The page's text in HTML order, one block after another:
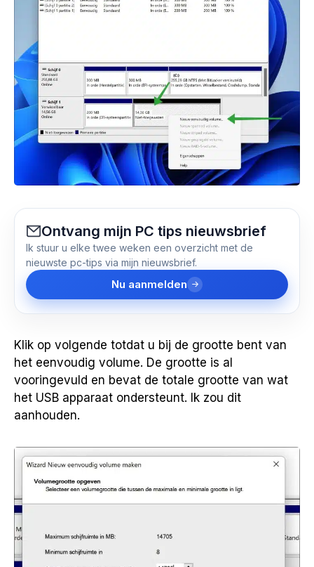
Ontvang mijn PC tips nieuwsbrief
Ik stuur u elke twee weken een overzicht met de
nieuwste pc-tips via mijn nieuwsbrief.
Nu aanmelden
Klik op volgende totdat u bij de grootte bent van
het eenvoudig volume. De grootte is al
vooringevuld en bevat de totale grootte van wat
het USB apparaat ondersteunt. Ik zou dit
aanhouden.